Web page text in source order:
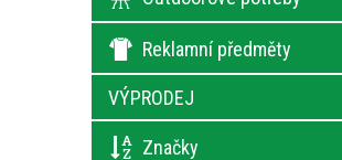
Reklamní předměty
VÝPRODEJ
Značky